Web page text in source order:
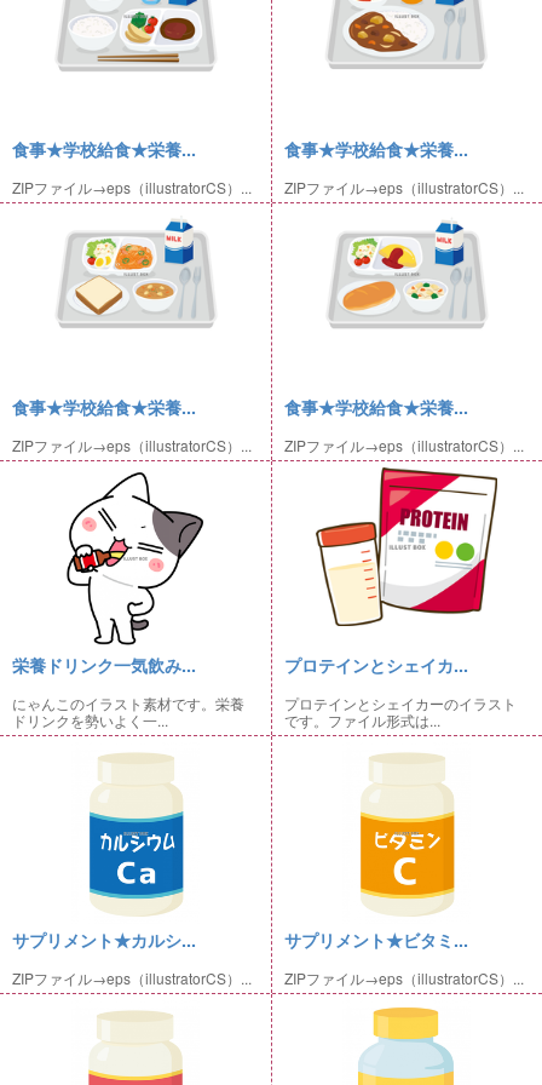
食事★学校給食★栄養...
ZIPファイル→eps（illustratorCS）...
食事★学校給食★栄養...
ZIPファイル→eps（illustratorCS）...
食事★学校給食★栄養...
ZIPファイル→eps（illustratorCS）...
食事★学校給食★栄養...
ZIPファイル→eps（illustratorCS）...
栄養ドリンク一気飲み...
にゃんこのイラスト素材です。栄養
ドリンクを勢いよく一...
プロテインとシェイカ...
プロテインとシェイカーのイラスト
です。ファイル形式は...
サプリメント★カルシ...
ZIPファイル→eps（illustratorCS）...
サプリメント★ビタミ...
ZIPファイル→eps（illustratorCS）...